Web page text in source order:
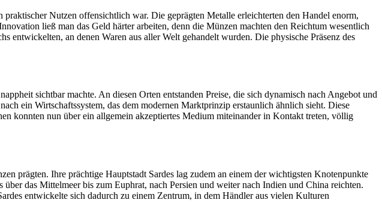
Nutzen offensichtlich war. Die geprägten Metalle erleichterten den Handel enorm,
ließ man das Geld härter arbeiten, denn die Münzen machten den Reichtum wesentlich
entwickelten, an denen Waren aus aller Welt gehandelt wurden. Die physische Präsenz des
sichtbar machte. An diesen Orten entstanden Preise, die sich dynamisch nach Angebot und
ein Wirtschaftssystem, das dem modernen Marktprinzip erstaunlich ähnlich sieht. Diese
konnten nun über ein allgemein akzeptiertes Medium miteinander in Kontakt treten, völlig
prägten. Ihre prächtige Hauptstadt Sardes lag zudem an einem der wichtigsten Knotenpunkte
das Mittelmeer bis zum Euphrat, nach Persien und weiter nach Indien und China reichten.
entwickelte sich dadurch zu einem Zentrum, in dem Händler aus vielen Kulturen